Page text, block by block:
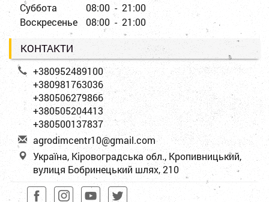
Суббота
08:00 - 21:00
Воскресенье
08:00 - 21:00
КОНТАКТИ
+380952489100
+380981763036
+380506279866
+380505204413
+380500137837
agrodimcentr10@gmail.com
Україна, Кіровоградська обл., Кропивницький,
вулиця Бобринецький шлях, 210